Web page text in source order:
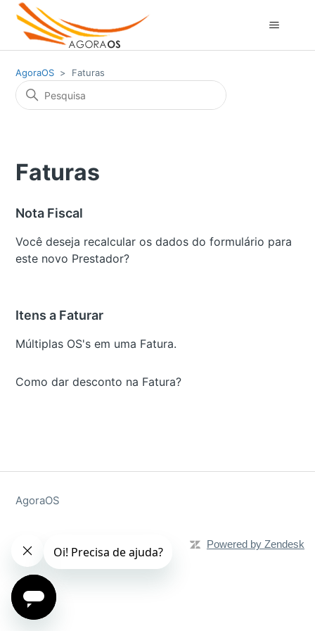
AgoraOS Faturas
Faturas
Nota Fiscal
Você deseja recalcular os dados do formulário para
este novo Prestador?
Itens a Faturar
Múltiplas OS's em uma Fatura.
Como dar desconto na Fatura?
AgoraOS
Powered by Zendesk